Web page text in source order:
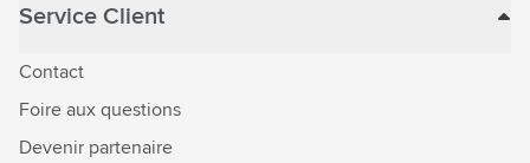
Service Client
Contact
Foire aux questions
Devenir partenaire